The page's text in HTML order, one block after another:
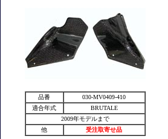
品番
030-MV0409-410
適合年式
BRUTALE
2009年モデルまで
他
受注取寄せ品